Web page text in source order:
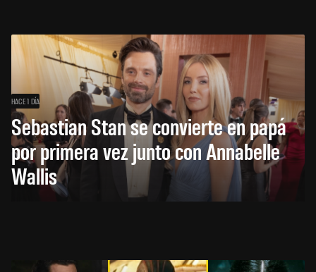
HACE 1 DÍA
Sebastian Stan se convierte en papá
por primera vez junto con Annabelle
Wallis